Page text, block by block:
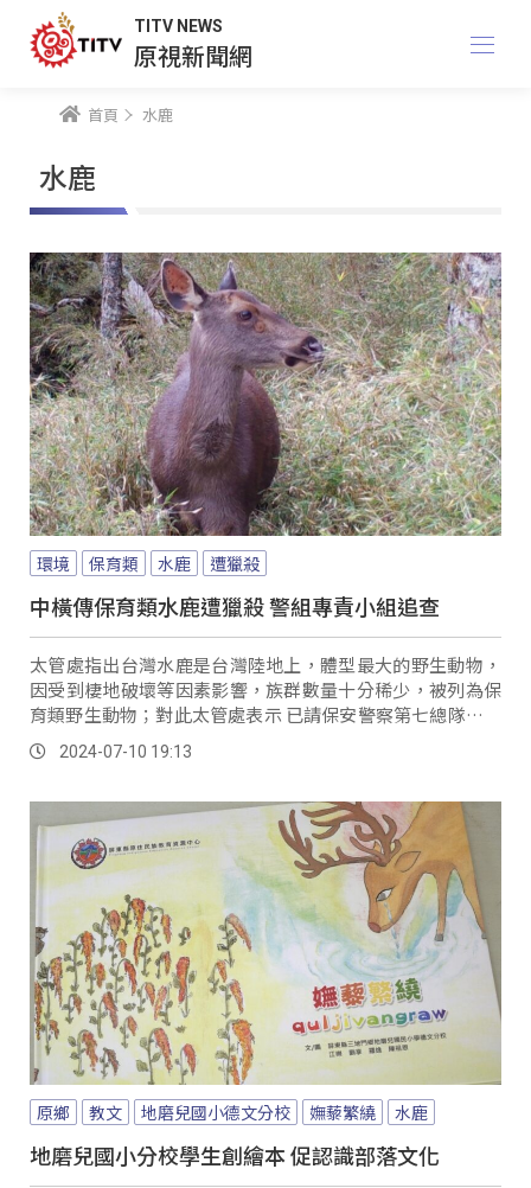
TITV NEWS
原視新聞網
首頁 水鹿
水鹿
環境 保育類 水鹿 遭獵殺
中橫傳保育類水鹿遭獵殺 警組專責小組追查
太管處指出台灣水鹿是台灣陸地上，體型最大的野生動物，
因受到棲地破壞等因素影響，族群數量十分稀少，被列為保
育類野生動物；對此太管處表示 已請保安警察第七總隊第九
大隊，成立專責小組追查。
2024-07-10 19:13
原鄉 教文 地磨兒國小德文分校 嫵藜繁繞 水鹿
地磨兒國小分校學生創繪本 促認識部落文化